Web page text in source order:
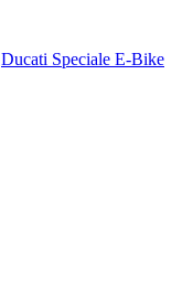
Ducati Speciale E-Bike